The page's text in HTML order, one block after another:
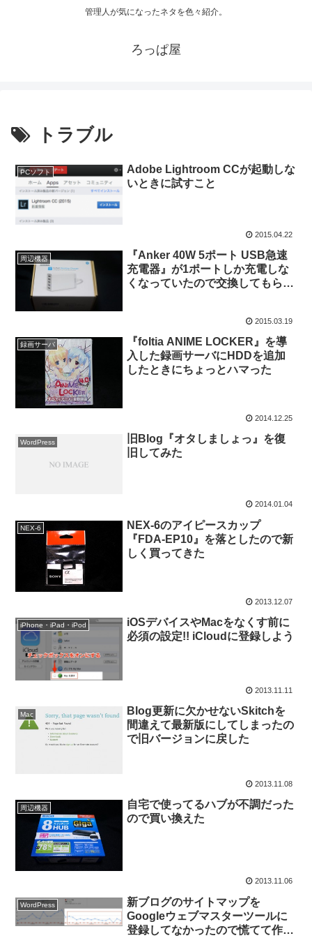
管理人が気になったネタを色々紹介。
ろっぱ屋
トラブル
PCソフト
Adobe Lightroom CCが起動しな
いときに試すこと
2015.04.22
周辺機器
『Anker 40W 5ポート USB急速
充電器』が1ポートしか充電しな
くなっていたので交換してもらっ
2015.03.19
録画サーバ
『foltia ANIME LOCKER』を導
入した録画サーバにHDDを追加
したときにちょっとハマった
2014.12.25
WordPress
旧Blog『オタしましょっ』を復
旧してみた
2014.01.04
NEX-6
NEX-6のアイピースカップ
『FDA-EP10』を落としたので新
しく買ってきた
2013.12.07
iPhone・iPad・iPod
iOSデバイスやMacをなくす前に
必須の設定!! iCloudに登録しよう
2013.11.11
Mac
Blog更新に欠かせないSkitchを
間違えて最新版にしてしまったの
で旧バージョンに戻した
2013.11.08
周辺機器
自宅で使ってるハブが不調だった
ので買い換えた
2013.11.06
WordPress
新ブログのサイトマップを
Googleウェブマスターツールに
登録してなかったので慌てて作業